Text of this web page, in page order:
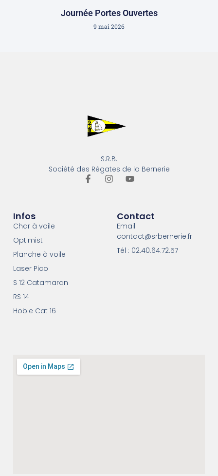
Journée Portes Ouvertes
9 mai 2026
S.R.B.
Société des Régates de la Bernerie
Infos
Char à voile
Optimist
Planche à voile
Laser Pico
S 12 Catamaran
RS 14
Hobie Cat 16
Contact
Email:
contact@srbernerie.fr
Tél : 02.40.64.72.57